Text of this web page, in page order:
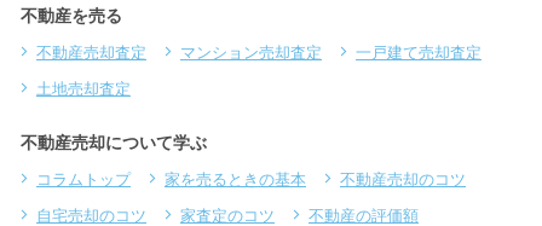
不動産を売る
不動産売却査定 マンション売却査定
一戸建て売却査定
土地売却査定
不動産売却について学ぶ
コラムトップ 家を売るときの基本
不動産売却のコツ
自宅売却のコツ
家査定のコツ
不動産の評価額